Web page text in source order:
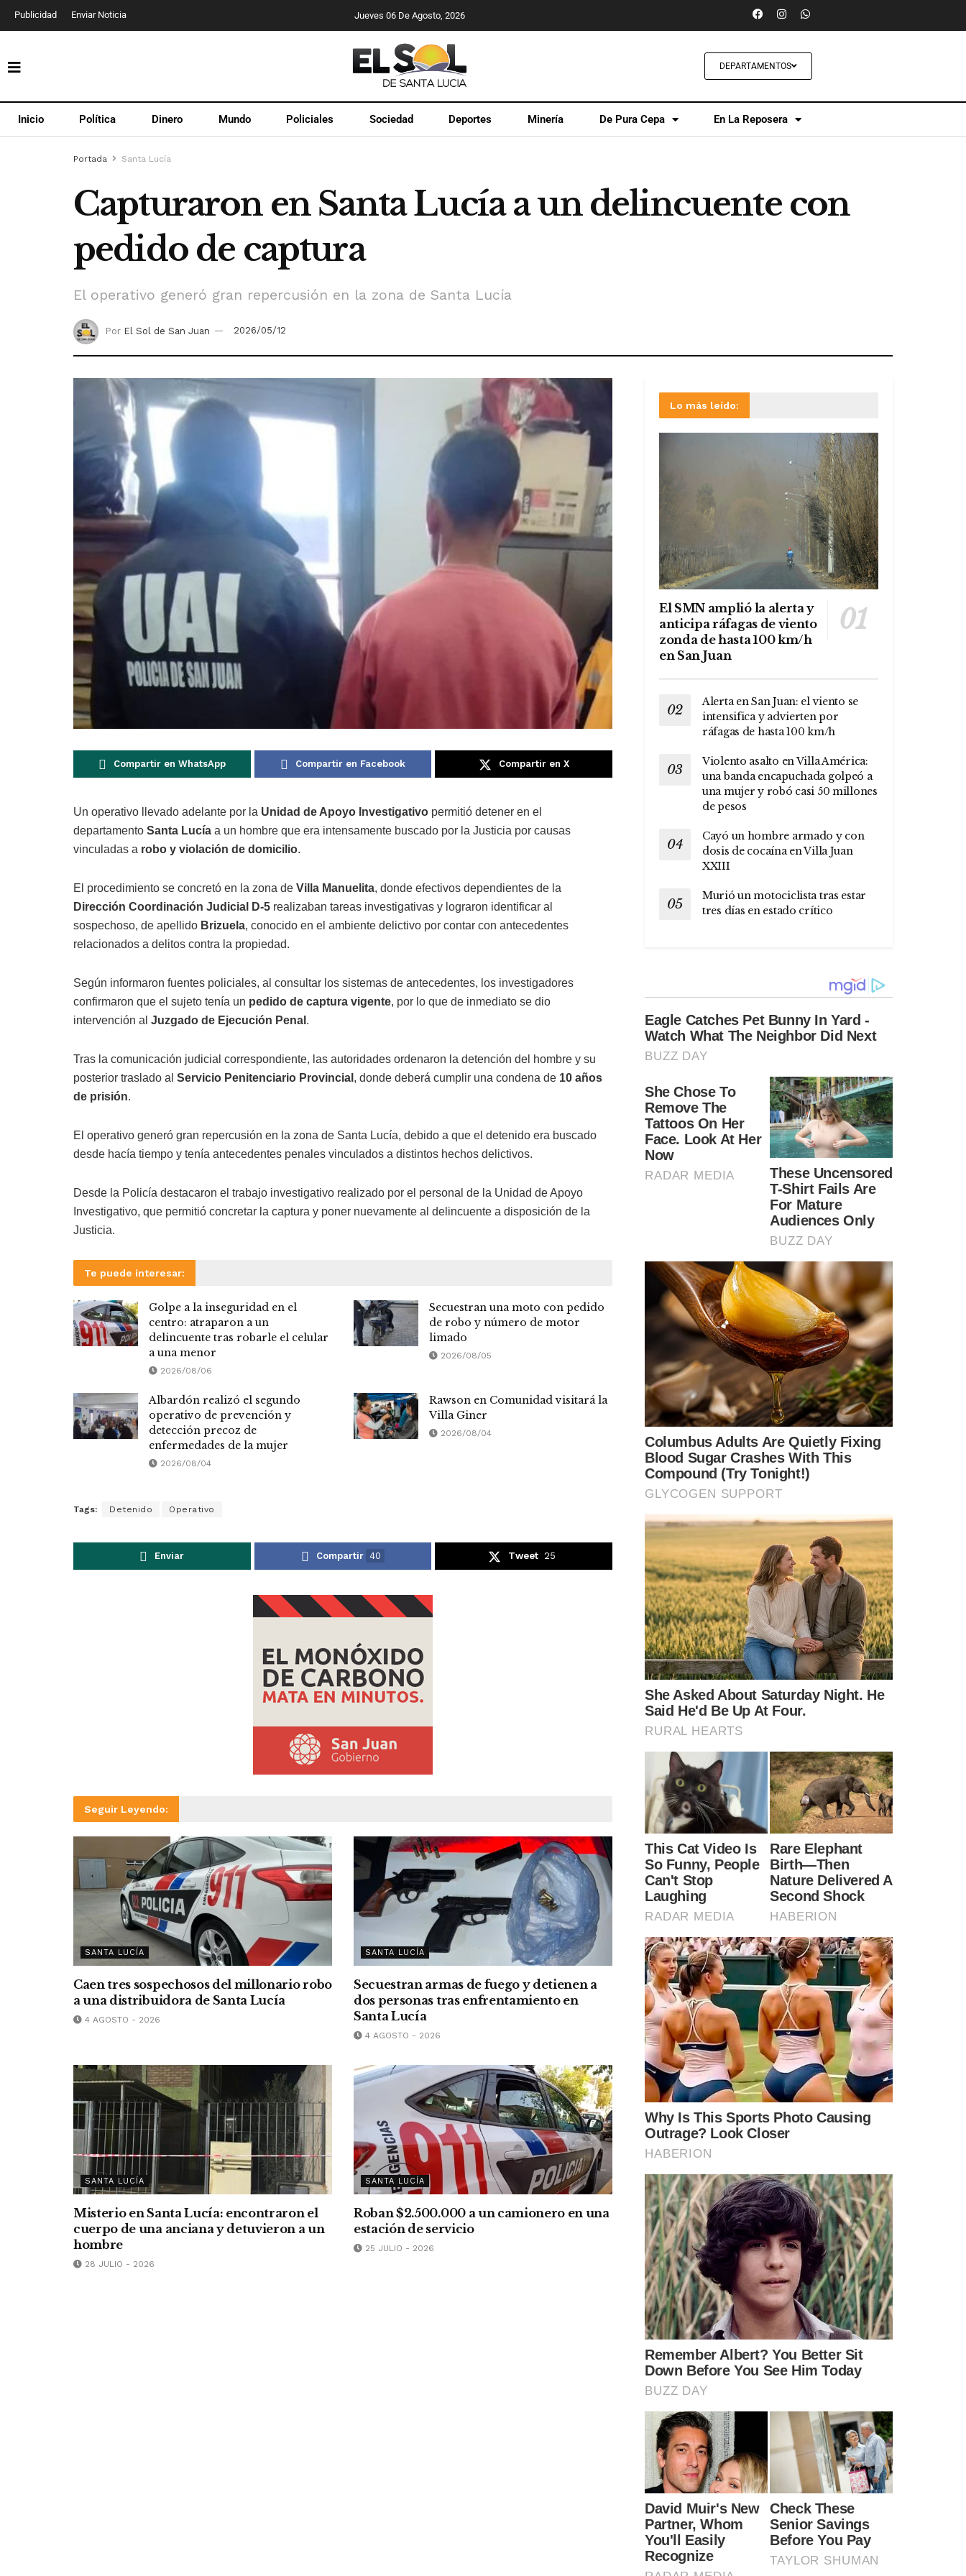
Publicidad Enviar Noticia Jueves 06 De Agosto, 2026
DEPARTAMENTOS
Inicio Política Dinero Mundo Policiales Sociedad Deportes Minería De Pura Cepa En La Reposera
Portada Santa Lucía
Capturaron en Santa Lucía a un delincuente con
pedido de captura
El operativo generó gran repercusión en la zona de Santa Lucía
Por El Sol de San Juan 2026/05/12
Compartir en WhatsApp Compartir en Facebook Compartir en X
Un operativo llevado adelante por la Unidad de Apoyo Investigativo permitió detener en el
departamento Santa Lucía a un hombre que era intensamente buscado por la Justicia por causas
vinculadas a robo y violación de domicilio.
El procedimiento se concretó en la zona de Villa Manuelita, donde efectivos dependientes de la
Dirección Coordinación Judicial D-5 realizaban tareas investigativas y lograron identificar al
sospechoso, de apellido Brizuela, conocido en el ambiente delictivo por contar con antecedentes
relacionados a delitos contra la propiedad.
Según informaron fuentes policiales, al consultar los sistemas de antecedentes, los investigadores
confirmaron que el sujeto tenía un pedido de captura vigente, por lo que de inmediato se dio
intervención al Juzgado de Ejecución Penal .
Tras la comunicación judicial correspondiente, las autoridades ordenaron la detención del hombre y su
posterior traslado al Servicio Penitenciario Provincial , donde deberá cumplir una condena de 10 años
de prisión.
El operativo generó gran repercusión en la zona de Santa Lucía, debido a que el detenido era buscado
desde hacía tiempo y tenía antecedentes penales vinculados a distintos hechos delictivos.
Desde la Policía destacaron el trabajo investigativo realizado por el personal de la Unidad de Apoyo
Investigativo, que permitió concretar la captura y poner nuevamente al delincuente a disposición de la
Justicia.
Te puede interesar:
Golpe a la inseguridad en el
centro: atraparon a un
delincuente tras robarle el celular
a una menor
2026/08/06
Secuestran una moto con pedido
de robo y número de motor
limado
2026/08/05
Albardón realizó el segundo
operativo de prevención y
detección precoz de
enfermedades de la mujer
2026/08/04
Rawson en Comunidad visitará la
Villa Giner
2026/08/04
Tags: Detenido Operativo
Enviar Compartir 40 Tweet 25
Seguir Leyendo:
SANTA LUCÍA
Caen tres sospechosos del millonario robo
a una distribuidora de Santa Lucía
4 AGOSTO - 2026
SANTA LUCÍA
Secuestran armas de fuego y detienen a
dos personas tras enfrentamiento en
Santa Lucía
4 AGOSTO - 2026
SANTA LUCÍA
Misterio en Santa Lucía: encontraron el
cuerpo de una anciana y detuvieron a un
hombre
28 JULIO - 2026
SANTA LUCÍA
Roban $2.500.000 a un camionero en una
estación de servicio
25 JULIO - 2026
Lo más leído:
El SMN amplió la alerta y
anticipa ráfagas de viento
zonda de hasta 100 km/h
en San Juan
Alerta en San Juan: el viento se
intensifica y advierten por
ráfagas de hasta 100 km/h
Violento asalto en Villa América:
una banda encapuchada golpeó a
una mujer y robó casi 50 millones
de pesos
Cayó un hombre armado y con
dosis de cocaína en Villa Juan
XXIII
Murió un motociclista tras estar
tres días en estado crítico